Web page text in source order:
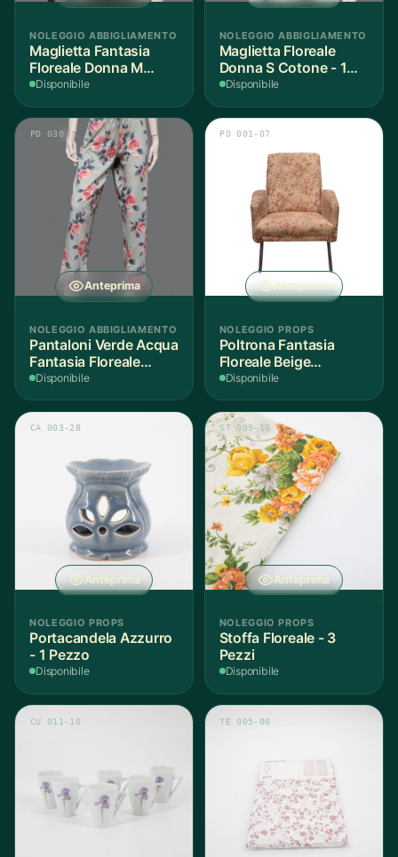
NOLEGGIO ABBIGLIAMENTO
Maglietta Fantasia
Floreale Donna M
Cotone - 1 Pezzo
Disponibile
NOLEGGIO ABBIGLIAMENTO
Maglietta Floreale
Donna S Cotone - 1
Pezzo
Disponibile
Anteprima
PD 030
NOLEGGIO ABBIGLIAMENTO
Pantaloni Verde Acqua
Fantasia Floreale
Donna 42IT Cotone - 1
Disponibile
Anteprima
PO 001-07
NOLEGGIO PROPS
Poltrona Fantasia
Floreale Beige
L60xH90xP80cm - 1
Disponibile
Anteprima
CA 003-28
NOLEGGIO PROPS
Portacandela Azzurro
- 1 Pezzo
Disponibile
Anteprima
ST 009-16
NOLEGGIO PROPS
Stoffa Floreale - 3
Pezzi
Disponibile
CU 011-10 TE 005-00